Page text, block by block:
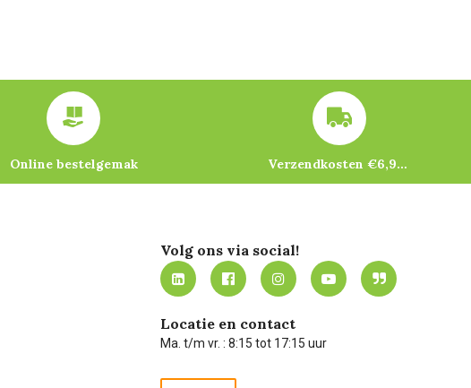
Online bestelgemak Verzendkosten €6,95 – gratis bij je eerste bestelling vanaf €200
Volg ons via social!
Locatie en contact
Ma. t/m vr. : 8:15 tot 17:15 uur